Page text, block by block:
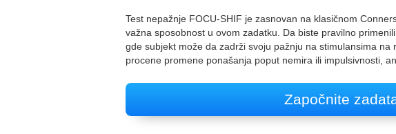
Test nepažnje FOCU-SHIF je zasnovan na klasičnom
važna sposobnost u ovom zadatku. Da biste pravilno
gde subjekt može da zadrži svoju pažnju na stimulansima
procene promene ponašanja poput nemira ili impulsivnosti,
Započnite